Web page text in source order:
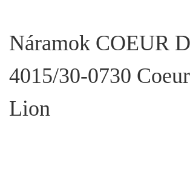
Náramok COEUR
4015/30-0730
Lion